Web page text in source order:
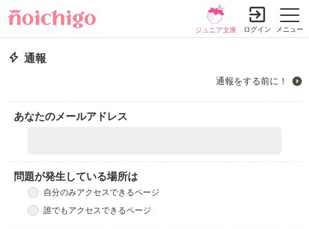
メニュー
ジュニア文庫 ログイン
通報
通報をする前に！
あなたのメールアドレス
問題が発生している場所は
自分のみアクセスできるページ
誰でもアクセスできるページ